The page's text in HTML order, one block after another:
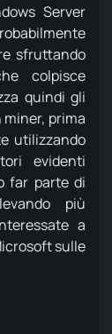
Server
sfruttando
colpisce
quindi gli
prima
utilizzando
evidenti
far parte di
più
a
sulle